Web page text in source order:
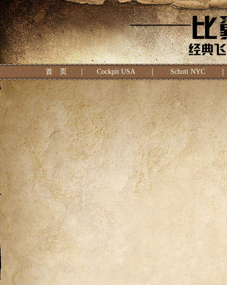
首 页 Cockpit USA｜ Schott NYC